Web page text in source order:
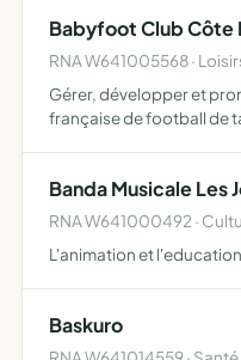
Babyfoot Club Côte
RNA W641005568 ·
Gérer, développer et
française de football de
Banda Musicale Les
RNA W641000492 ·
L'animation et
Baskuro